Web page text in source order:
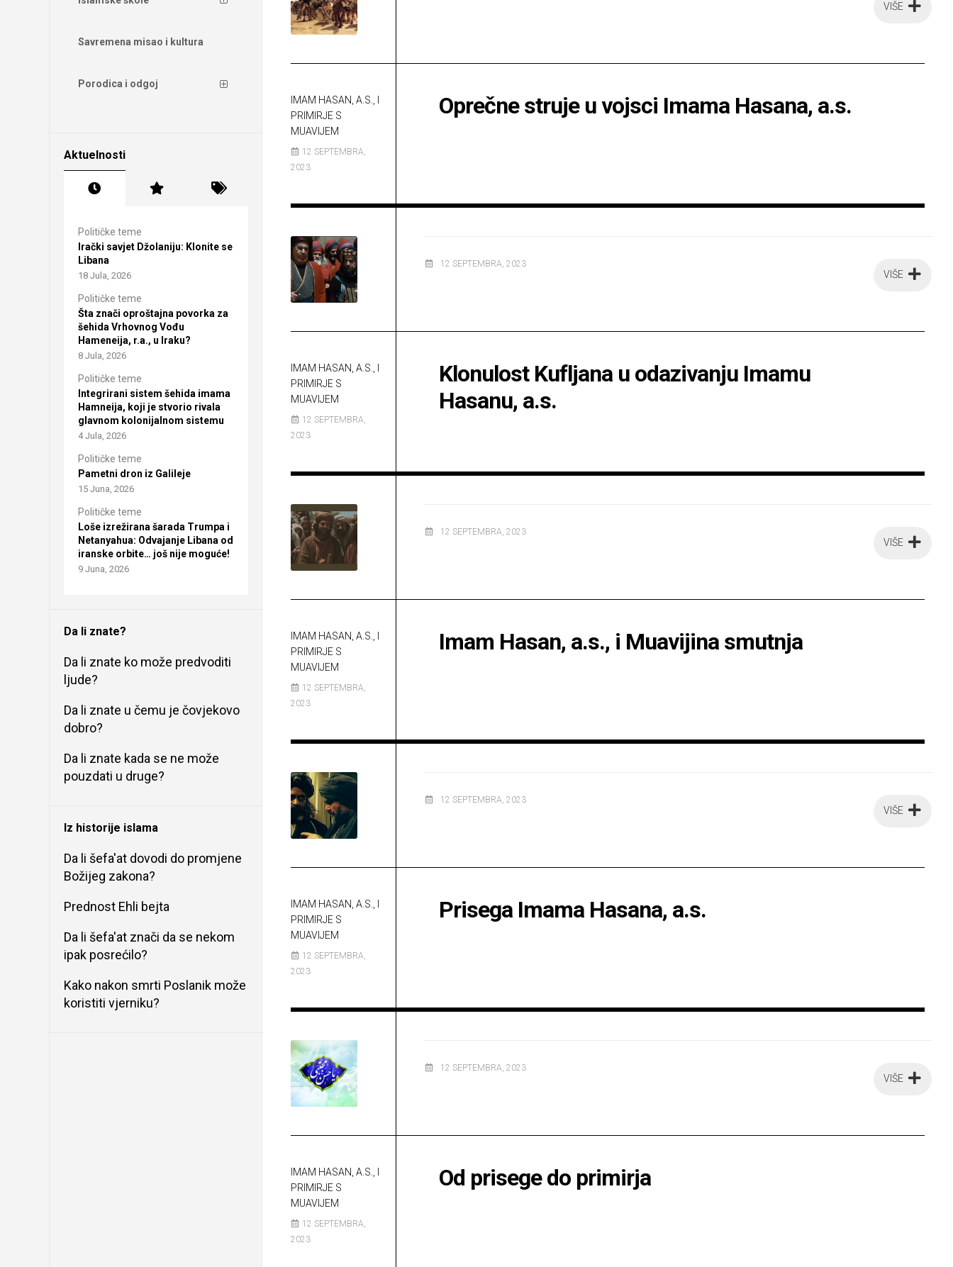
VIŠE
IMAM HASAN, A.S., I
PRIMIRJE S
MUAVIJEM
12 SEPTEMBRA,
2023
Oprečne struje u vojsci Imama Hasana, a.s.
VIŠE
12 SEPTEMBRA, 2023
IMAM HASAN, A.S., I
PRIMIRJE S
MUAVIJEM
12 SEPTEMBRA,
2023
Klonulost Kufljana u odazivanju Imamu
Hasanu, a.s.
VIŠE
12 SEPTEMBRA, 2023
IMAM HASAN, A.S., I
PRIMIRJE S
MUAVIJEM
12 SEPTEMBRA,
2023
Imam Hasan, a.s., i Muavijina smutnja
VIŠE
12 SEPTEMBRA, 2023
IMAM HASAN, A.S., I
PRIMIRJE S
MUAVIJEM
12 SEPTEMBRA,
2023
Prisega Imama Hasana, a.s.
VIŠE
12 SEPTEMBRA, 2023
IMAM HASAN, A.S., I
PRIMIRJE S
MUAVIJEM
12 SEPTEMBRA,
2023
Od prisege do primirja
Savremena misao i kultura
Porodica i odgoj
Aktuelnosti
Političke teme
Irački savjet Džolaniju: Klonite se
Libana
18 Jula, 2026
Političke teme
Šta znači oproštajna povorka za
šehida Vrhovnog Vođu
Hameneija, r.a., u Iraku?
8 Jula, 2026
Političke teme
Integrirani sistem šehida imama
Hamneija, koji je stvorio rivala
glavnom kolonijalnom sistemu
4 Jula, 2026
Političke teme
Pametni dron iz Galileje
15 Juna, 2026
Političke teme
Loše izrežirana šarada Trumpa i
Netanyahua: Odvajanje Libana od
iranske orbite… još nije moguće!
9 Juna, 2026
Da li znate?
Da li znate ko može predvoditi
ljude?
Da li znate u čemu je čovjekovo
dobro?
Da li znate kada se ne može
pouzdati u druge?
Iz historije islama
Da li šefa'at dovodi do promjene
Božijeg zakona?
Prednost Ehli bejta
Da li šefa'at znači da se nekom
ipak posrećilo?
Kako nakon smrti Poslanik može
koristiti vjerniku?